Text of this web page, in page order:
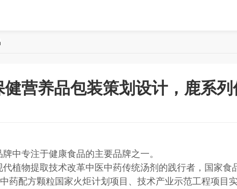
营养品包装策划设计，鹿系
中专注于健康食品的主要品牌之一。
植物提取技术改革中医中药传统汤剂的践行者，国家
药配方颗粒国家火炬计划项目、技术产业示范工程项目